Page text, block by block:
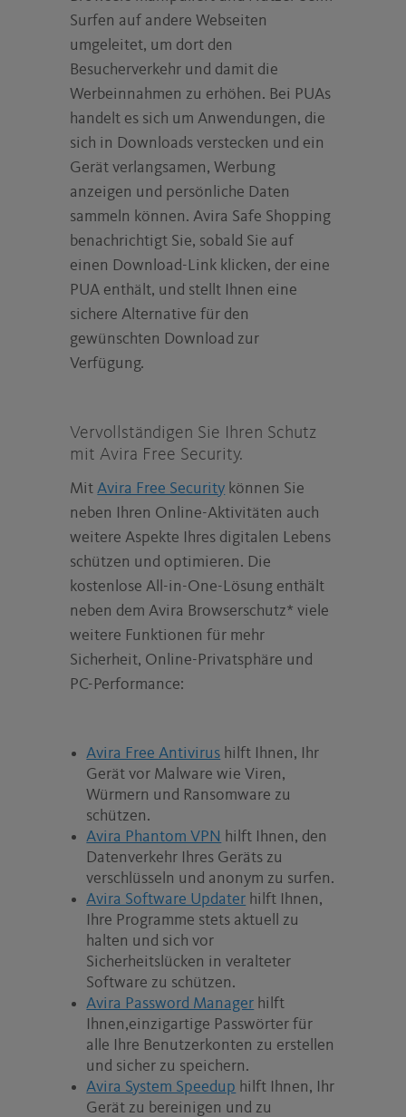
Surfen auf andere Webseiten
umgeleitet, um dort den
Besucherverkehr und damit die
Werbeinnahmen zu erhöhen. Bei PUAs
handelt es sich um Anwendungen, die
sich in Downloads verstecken und ein
Gerät verlangsamen, Werbung
anzeigen und persönliche Daten
sammeln können. Avira Safe Shopping
benachrichtigt Sie, sobald Sie auf
einen Download-Link klicken, der eine
PUA enthält, und stellt Ihnen eine
sichere Alternative für den
gewünschten Download zur
Verfügung.
Vervollständigen Sie Ihren Schutz
mit Avira Free Security.
Mit Avira Free Security können Sie
neben Ihren Online-Aktivitäten auch
weitere Aspekte Ihres digitalen Lebens
schützen und optimieren. Die
kostenlose All-in-One-Lösung enthält
neben dem Avira Browserschutz* viele
weitere Funktionen für mehr
Sicherheit, Online-Privatsphäre und
PC-Performance:
Avira Free Antivirus hilft Ihnen, Ihr
Gerät vor Malware wie Viren,
Würmern und Ransomware zu
schützen.
Avira Phantom VPN hilft Ihnen, den
Datenverkehr Ihres Geräts zu
verschlüsseln und anonym zu surfen.
Avira Software Updater hilft Ihnen,
Ihre Programme stets aktuell zu
halten und sich vor
Sicherheitslücken in veralteter
Software zu schützen.
Avira Password Manager hilft
Ihnen,einzigartige Passwörter für
alle Ihre Benutzerkonten zu erstellen
und sicher zu speichern.
Avira System Speedup hilft Ihnen, Ihr
Gerät zu bereinigen und zu